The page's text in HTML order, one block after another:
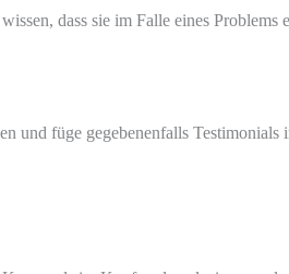
dass sie im Falle eines Problems
und füge gegebenenfalls Testimonials